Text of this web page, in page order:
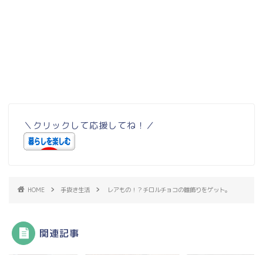
＼クリックして応援してね！／
HOME 手抜き生活 レアもの！？チロルチョコの雛飾りをゲット。
関連記事